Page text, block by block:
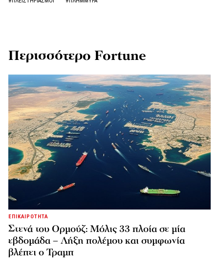
Περισσότερο Fortune
ΕΠΙΚΑΙΡΟΤΗΤΑ
Στενά του Ορμούζ: Μόλις 33 πλοία σε μία
εβδομάδα – Λήξη πολέμου και συμφωνία
βλέπει ο Τραμπ